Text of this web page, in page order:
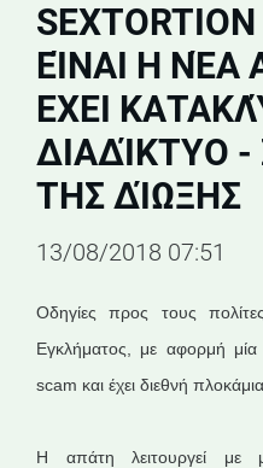
ΕΊΝΑΙ Η
ΈΧΕΙ
ΔΙΑΔΊΚΤΥΟ
ΤΗΣ ΔΊΩΞΗΣ
13/08/2018 07:51
Οδηγίες προς τους
Εγκλήματος, με αφορμή
scam και έχει διεθνή πλοκάμια.
Η απάτη λειτουργεί με